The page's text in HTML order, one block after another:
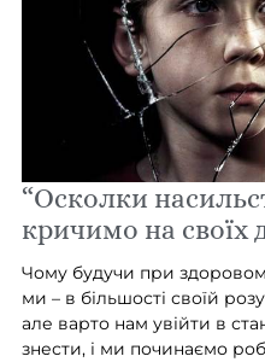
“Осколки
кричимо на своїх
Чому будучи при
ми – в більшості своїй
але варто нам увійти в
знести, і ми починаємо